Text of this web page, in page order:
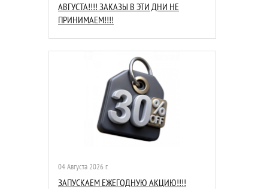
АВГУСТА!!!! ЗАКАЗЫ В ЭТИ ДНИ НЕ
ПРИНИМАЕМ!!!!
04 Августа 2026 г.
ЗАПУСКАЕМ ЕЖЕГОДНУЮ АКЦИЮ!!!!